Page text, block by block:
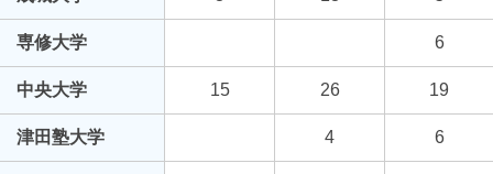
専修大学 6
中央大学 15 26 19
津田塾大学 4 6